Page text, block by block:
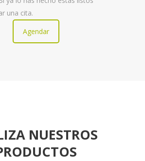
una cita.
Agendar
NUESTROS